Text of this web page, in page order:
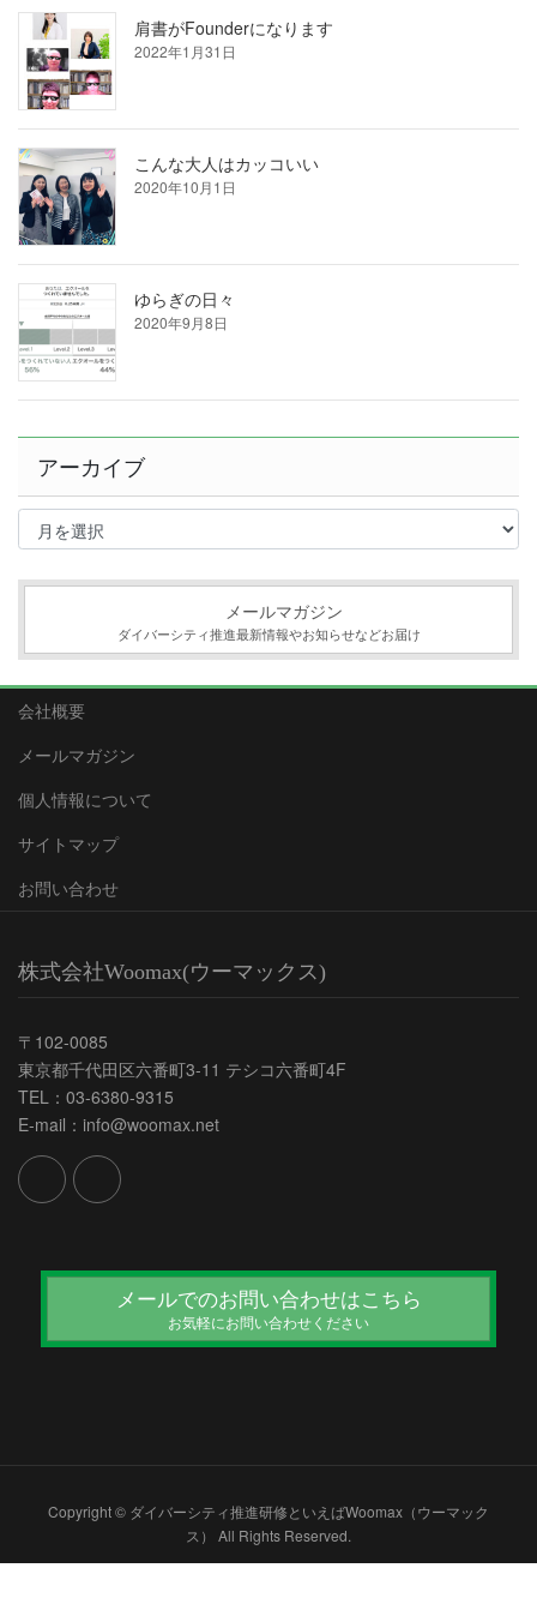
肩書がFounderになります
2022年1月31日
こんな大人はカッコいい
2020年10月1日
ゆらぎの日々
2020年9月8日
アーカイブ
ア
イ
メールマガジン
ダイバーシティ推進最新情報やお知らせなどお届け
会社概要
メールマガジン
個人情報について
サイトマップ
お問い合わせ
株式会社Woomax(ウーマックス)
〒102-0085
東京都千代田区六番町3-11 テシコ六番町4F
TEL：03-6380-9315
E-mail：info@woomax.net
メールでのお問い合わせはこちら
お気軽にお問い合わせください
Copyright © ダイバーシティ推進研修といえばWoomax（ウーマック
ス） All Rights Reserved.